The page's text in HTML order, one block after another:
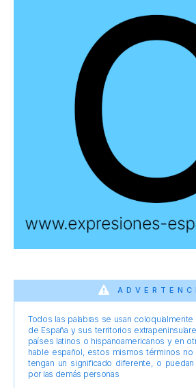
Todos las palabras se usan
de España y sus territorios
países latinos o hispanoamericanos y en
hable español, estos mismos términos no
tengan un significado diferente, o
por las demás personas